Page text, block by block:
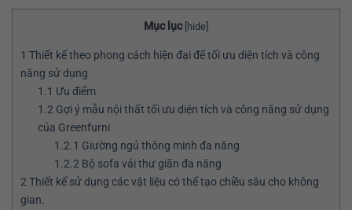
Mục lục [hide]
1 Thiết kế theo phong cách hiện đại để tối ưu diện tích và công
năng sử dụng
1.1 Ưu điểm
1.2Gợi ý mẫu nội thất tối ưu diện tích và công năng sử dụng
của Greenfurni
1.2.1 Giường ngủ thông minh đa năng
1.2.2 Bộ sofa vải thư giãn đa năng
2Thiết kế sử dụng các vật liệu có thể tạo chiều sâu cho không
gian.